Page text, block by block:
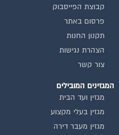
קבוצת הפייסבוק
פרסום באתר
תקנון החנות
הצהרת נגישות
צור קשר
המגזינים המובילים
מגזין ועד הבית
מגזין בעלי מקצוע
מגזין מעבר דירה